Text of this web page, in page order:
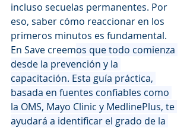
incluso secuelas permanentes. Por
eso, saber cómo reaccionar en los
primeros minutos es fundamental.
En Save creemos que todo comienza
desde la prevención y la
capacitación. Esta guía práctica,
basada en fuentes confiables como
la OMS, Mayo Clinic y MedlinePlus, te
ayudará a identificar el grado de la